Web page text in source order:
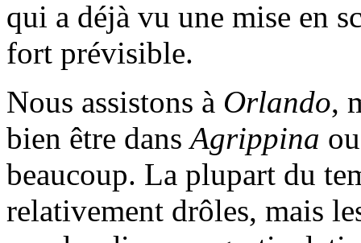
qui a déjà vu une mise en
fort prévisible.
Nous assistons à Orlando,
bien être dansAgrippina
beaucoup. La plupart du
relativement drôles, mais